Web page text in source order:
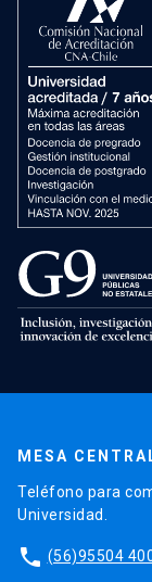
MESA
Teléfono para
Universidad.
phone (56)95504